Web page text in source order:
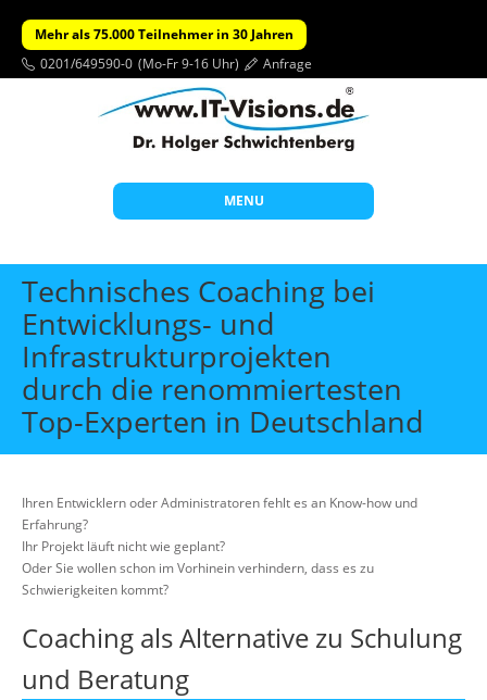
Mehr als 75.000 Teilnehmer in 30 Jahren
0201/649590-0 (Mo-Fr 9-16 Uhr) Anfrage
MENU
Start
Themen
Beratung
Individuelle Schulungen
Offene Seminare
Über uns
Suche
Technisches Coaching bei
Entwicklungs- und
Infrastrukturprojekten
durch die renommiertesten
Top-Experten in Deutschland
Ihren Entwicklern oder Administratoren fehlt es an Know-how und
Erfahrung?
Ihr Projekt läuft nicht wie geplant?
Oder Sie wollen schon im Vorhinein verhindern, dass es zu
Schwierigkeiten kommt?
Coaching als Alternative zu Schulung
und Beratung